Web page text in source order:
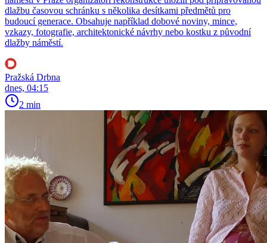
dlažbu časovou schránku s několika desítkami předmětů pro
budoucí generace. Obsahuje například dobové noviny, mince,
vzkazy, fotografie, architektonické návrhy nebo kostku z původní
dlažby náměstí.
Pražská Drbna
dnes, 04:15
2 min